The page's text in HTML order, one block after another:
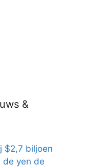
&
$2,7 biljoen
de yen de